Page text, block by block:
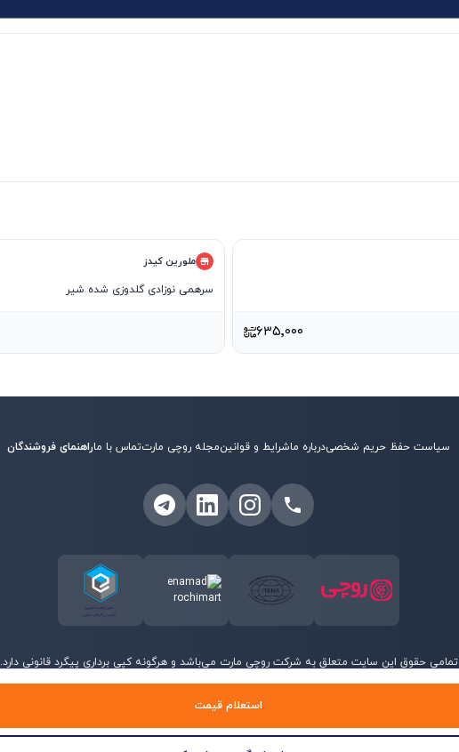
ملورین کیدز
سرهمی نوزادی گلدوزی شده شیر
۶۳۵٬۰۰۰
استعلام قیمت
سیاست حفظ حریم شخصیدرباره ماشرایط و قوانینمجله روچی مارتتماس با ماراهنمای فروشندگان
تمامی حقوق این سایت متعلق به شرکت روچی مارت می‌باشد و هرگونه کپی برداری پیگرد قانونی دارد.
©
2026روچی مارت - تمامی حقوق محفوظ است.